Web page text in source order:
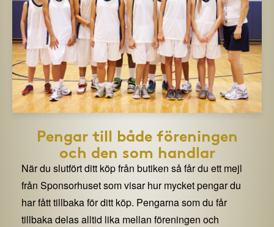
Pengar till både föreningen
och den som handlar
När du slutfört ditt köp från butiken så får du ett mejl
från Sponsorhuset som visar hur mycket pengar du
har fått tillbaka för ditt köp. Pengarna som du får
tillbaka delas alltid lika mellan föreningen och